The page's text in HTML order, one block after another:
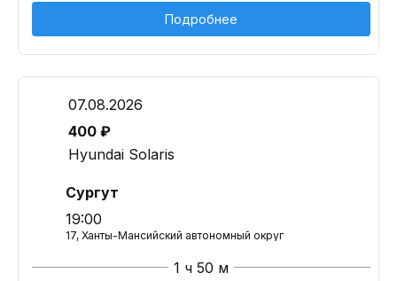
Подробнее
07.08.2026
400 ₽
Hyundai Solaris
Сургут
19:00
17, Ханты-Мансийский автономный округ
1 ч 50 м